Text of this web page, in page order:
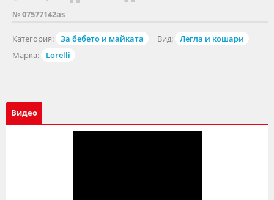
№ 07577142as
Категория: За бебето и майката Вид:
Легла и кошари
Марка:
Lorelli
Видео